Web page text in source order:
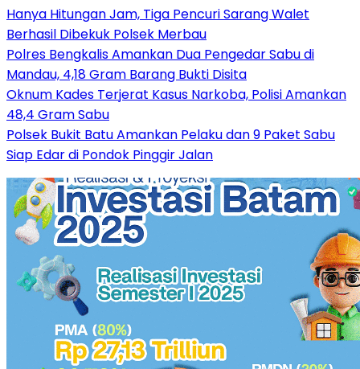
Hanya Hitungan Jam, Tiga Pencuri Sarang Walet
Berhasil Dibekuk Polsek Merbau
Polres Bengkalis Amankan Dua Pengedar Sabu di
Mandau, 4,18 Gram Barang Bukti Disita
Oknum Kades Terjerat Kasus Narkoba, Polisi Amankan
48,4 Gram Sabu
Polsek Bukit Batu Amankan Pelaku dan 9 Paket Sabu
Siap Edar di Pondok Pinggir Jalan